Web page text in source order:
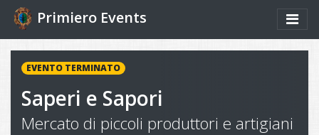
Primiero Events
EVENTO TERMINATO
Saperi e Sapori
Mercato di piccoli produttori e artigiani